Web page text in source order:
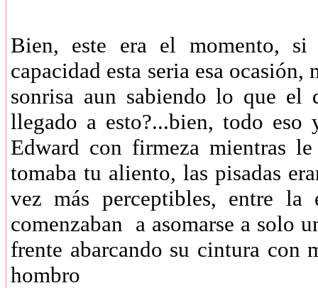
Bien, este era el momento,
capacidad esta seria esa
sonrisa aun sabiendo lo que el
llegado a esto?...bien, todo
Edward con firmeza mientras le
tomaba tu aliento, las pisadas
vez más perceptibles, entre la
comenzaban a asomarse a solo
frente abarcando su cintura con
hombro